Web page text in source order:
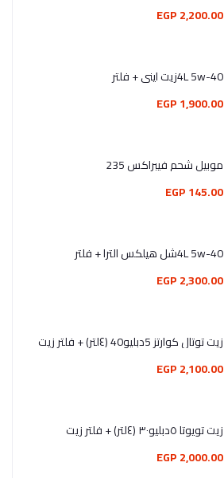
2,200.00 EGP
4L 5w-40زيت اينى + فلتر
1,900.00 EGP
موبيل شحم فيبراكس 235
145.00 EGP
4L 5w-40شل هيلكس الترا + فلتر
2,300.00 EGP
زيت توتال كوارتز 5دبليو40 (٤لتر) + فلتر زيت
2,100.00 EGP
زيت تويوتا ٥دبليو٣٠ (٤لتر) + فلتر زيت
2,000.00 EGP